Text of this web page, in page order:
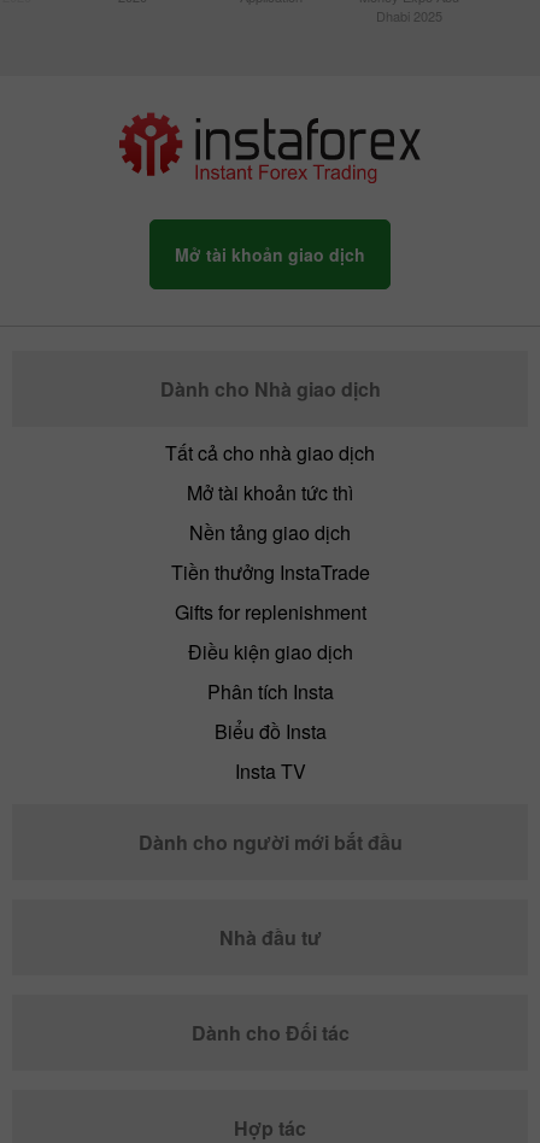
Dhabi 2025
Mở tài khoản giao dịch
Dành cho Nhà giao dịch
Tất cả cho nhà giao dịch
Mở tài khoản tức thì
Nền tảng giao dịch
Tiền thưởng InstaTrade
Gifts for replenishment
Điều kiện giao dịch
Phân tích Insta
Biểu đồ Insta
Insta TV
Dành cho người mới bắt đầu
Nhà đầu tư
Dành cho Đối tác
Hợp tác